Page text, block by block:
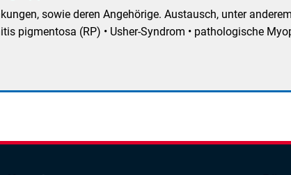
sowie deren Angehörige. Austausch, unter
pigmentosa (RP) • Usher-Syndrom • pathologische